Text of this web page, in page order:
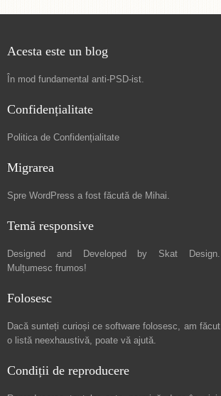
Acesta este un blog
În mod fundamental anti-PSD-ist.
Confidențialitate
Politica de Confidențialitate
Migrarea
Spre WordPress a fost făcută de Mihai.
Temă responsive
Designed and Developed by Skat Design.
Mulțumesc frumos!
Folosesc
Dacă sunteți curioși ce software folosesc, am făcut
o listă neexhaustivă, poate vă ajută.
Condiții de reproducere